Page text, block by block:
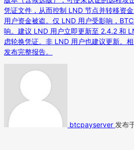
凭证文件，从而控制 LND 节点并转移资
用户资金被盗。仅 LND 用户受影响，
响。建议 LND 用户立即更新至 2.4.2 和
虑轮换凭证。非 LND 用户也建议更新。
发布完整报告。
btcpayserver 发布